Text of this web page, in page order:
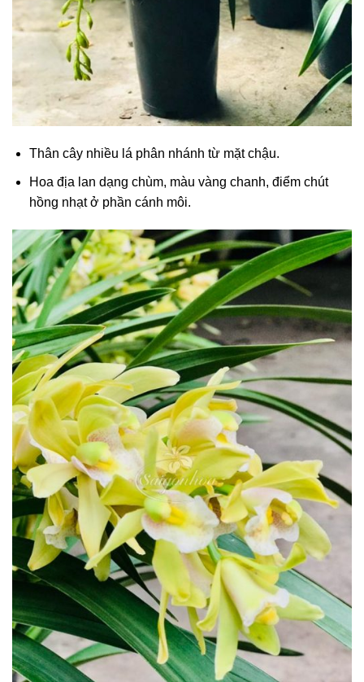
Thân cây nhiều lá phân nhánh từ mặt chậu.
Hoa địa lan dạng chùm, màu vàng chanh, điểm chút
hồng nhạt ở phần cánh môi.